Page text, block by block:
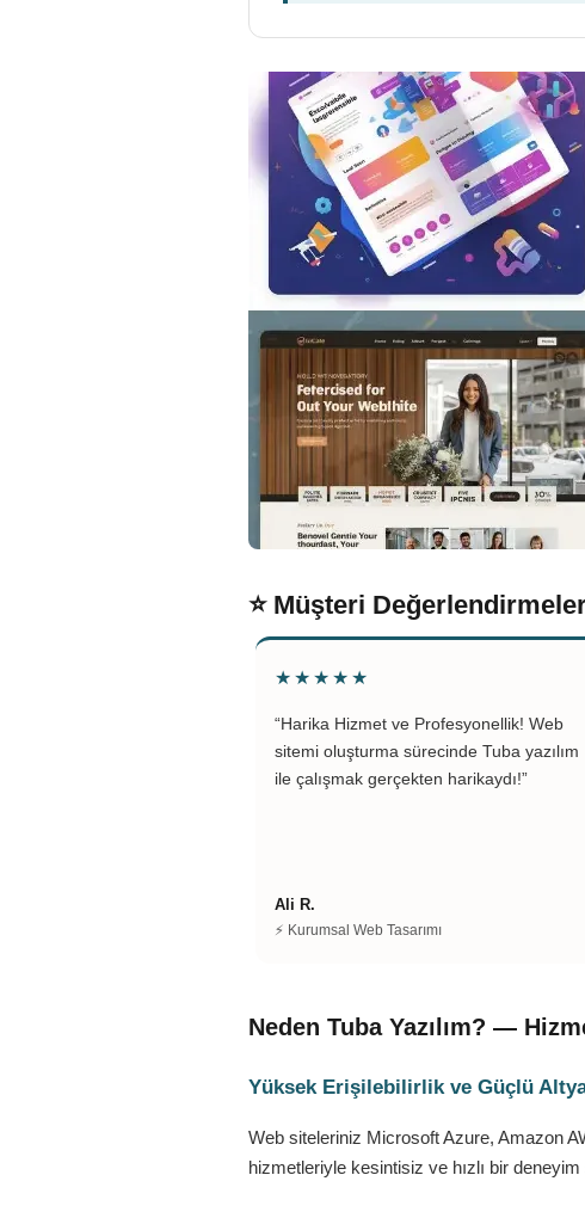
⭐ Müşteri
★★★★★
“Harika Hizmet ve Profesyonellik! Web
sitemi oluşturma sürecinde Tuba yazılım
ile çalışmak gerçekten harikaydı!”
Ali R.
⚡ Kurumsal Web Tasarımı
Neden Tuba Yazılım? —
Yüksek Erişilebilirlik ve Güçlü
Web siteleriniz Microsoft Azure, Amazon
hizmetleriyle kesintisiz ve hızlı bir deneyim